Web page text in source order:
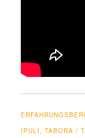
IPULI, TABORA /